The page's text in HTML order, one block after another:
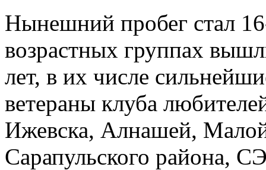
Нынешний пробег стал
возрастных группах
лет, в их числе
ветераны клуба
Ижевска, Алнашей,
Сарапульского района,